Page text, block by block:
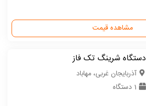
مشاهده قیمت
دستگاه شرینگ تک فاز
آذربایجان غربی، مهاباد
1 دستگاه